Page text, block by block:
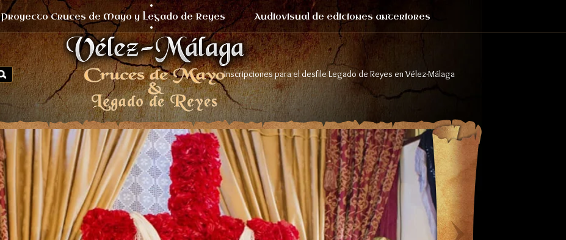
Inscripciones para el desfile Legado de Reyes en Vélez-Málaga
Proyecto Cruces de Mayo y Legado de Reyes Audiovisual de ediciones anteriores